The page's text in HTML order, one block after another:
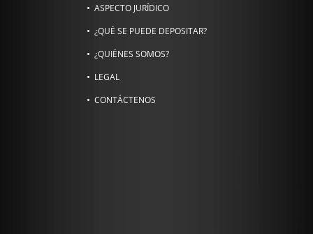
ASPECTO JURÍDICO
¿QUÉ SE PUEDE DEPOSITAR?
¿QUIÉNES SOMOS?
LEGAL
CONTÁCTENOS